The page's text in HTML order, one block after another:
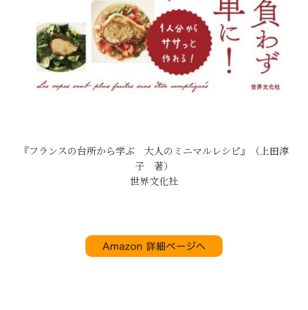
『フランスの台所から学ぶ 大人のミニマルレシピ』（上田淳
子 著）
世界文化社